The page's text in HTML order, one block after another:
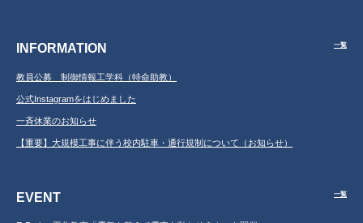
INFORMATION 一覧
教員公募 制御情報工学科（特命助教）
公式Instagramをはじめました
一斉休業のお知らせ
【重要】大規模工事に伴う校内駐車・通行規制について（お知らせ）
EVENT 一覧